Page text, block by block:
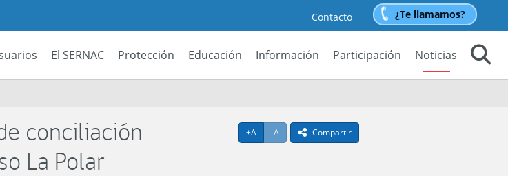
Contacto ¿Te llamamos?
El SERNAC Protección Educación Información Participación
Noticias
+A Agrandar texto
-A Achicar textoicono compartir
Compartir
conciliación
La Polar